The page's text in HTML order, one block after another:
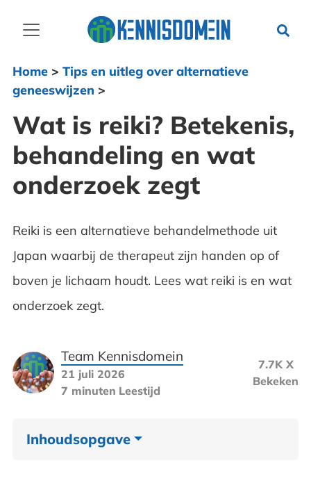
Home> Tips en uitleg over alternatieve
geneeswijzen >
Wat is reiki? Betekenis,
behandeling en wat
onderzoek zegt
Reiki is een alternatieve behandelmethode uit
Japan waarbij de therapeut zijn handen op of
boven je lichaam houdt. Lees wat reiki is en wat
onderzoek zegt.
Team Kennisdomein
21 juli 2026
7 minuten Leestijd
7.7K X
Bekeken
Inhoudsopgave